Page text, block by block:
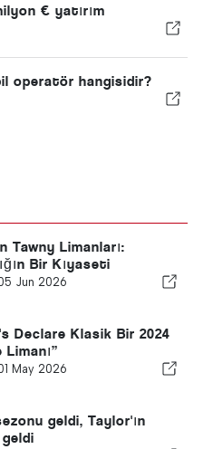
€ yatırım
operatör hangisidir?
Tawny Limanları:
Bir Kıyaseti
Jun 2026
Declare Klasik Bir 2024
May 2026
geldi, Taylor'ın
geldi